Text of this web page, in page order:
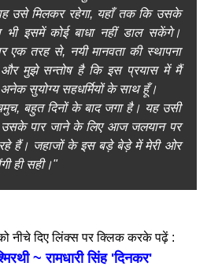
उसे मिलकर रहेगा, यहाँ तक कि उसके
भी इसमें कोई बाधा नहीं डाल सकेंगे।
एक तरह से, नयी मानवता की स्थापना
और मुझे सन्तोष है कि इस प्रयास में मैं
सुयोग्य सहधर्मियों के साथ हूँ।
बहुत दिनों के बाद जगा है। यह उसी
उसके पार जाने के लिए आज जलयान पर
रहे हैं। जहाजों के इस बड़े बेड़े में मेरी ओर
ही सही।"
नीचे दिए लिंक्स पर क्लिक करके पढ़ें :
~ रामधारी सिंह 'दिनकर'